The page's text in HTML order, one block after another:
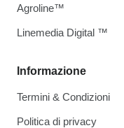
Informazione
Termini & Condizioni
Politica di privacy
Agroline™
Linemedia Digital ™